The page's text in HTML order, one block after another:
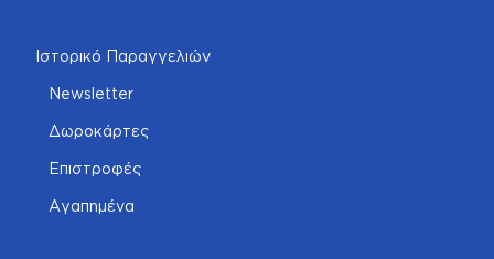
Ιστορικό Παραγγελιών
Newsletter
Δωροκάρτες
Επιστροφές
Αγαπημένα